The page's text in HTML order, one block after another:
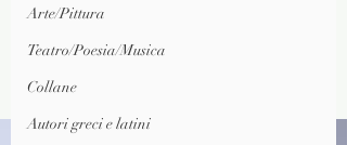
Arte/Pittura
Teatro/Poesia/Musica
Collane
Autori greci e latini